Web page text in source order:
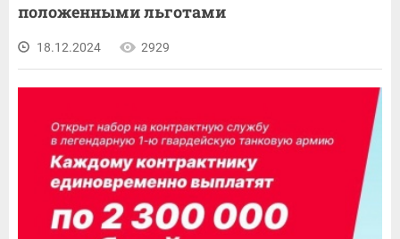
положенными льготами
18.12.2024 2929